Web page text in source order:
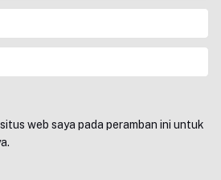
web saya pada peramban ini untuk